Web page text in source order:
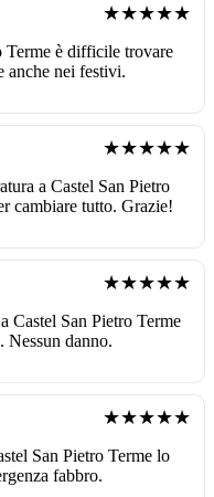
★★★★★
Terme è difficile trovare
anche nei festivi.
★★★★★
a Castel San Pietro
cambiare tutto. Grazie!
★★★★★
Castel San Pietro Terme
Nessun danno.
★★★★★
San Pietro Terme lo
fabbro.